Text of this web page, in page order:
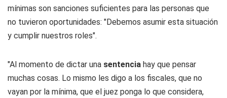
mínimas son sanciones suficientes para las personas que
no tuvieron oportunidades: "Debemos asumir esta situación
y cumplir nuestros roles".
"Al momento de dictar una sentencia hay que pensar
muchas cosas. Lo mismo les digo a los fiscales, que no
vayan por la mínima, que el juez ponga lo que considera,